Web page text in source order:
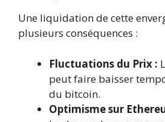
Une liquidation de cette
plusieurs conséquences :
Fluctuations du Prix :
peut faire baisser
du bitcoin.
Optimisme sur